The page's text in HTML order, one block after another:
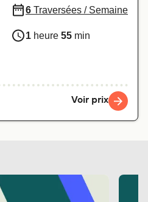
6 Traversées / Semaine
1 heure 55 min
Voir prix